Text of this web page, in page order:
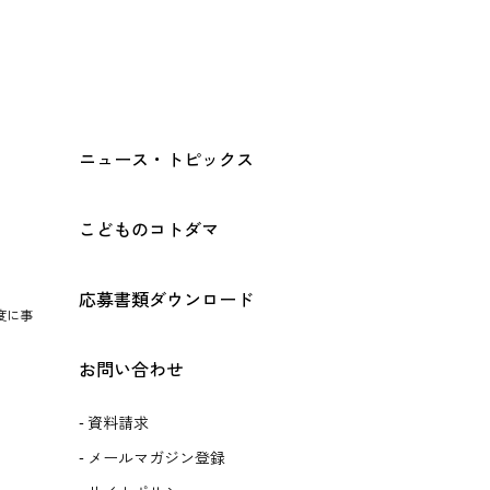
に事
ニュース・トピックス
こどものコトダマ
応募書類ダウンロード
お問い合わせ
資料請求
メールマガジン登録